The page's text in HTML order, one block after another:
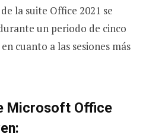
la suite Office 2021 se
un periodo de cinco
cuanto a las sesiones más
Microsoft Office